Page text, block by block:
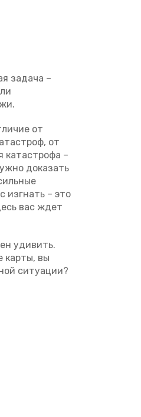
задача –
от
от
катастрофа –
доказать
изгнать – это
вас ждет
удивить.
карты, вы
ситуации?